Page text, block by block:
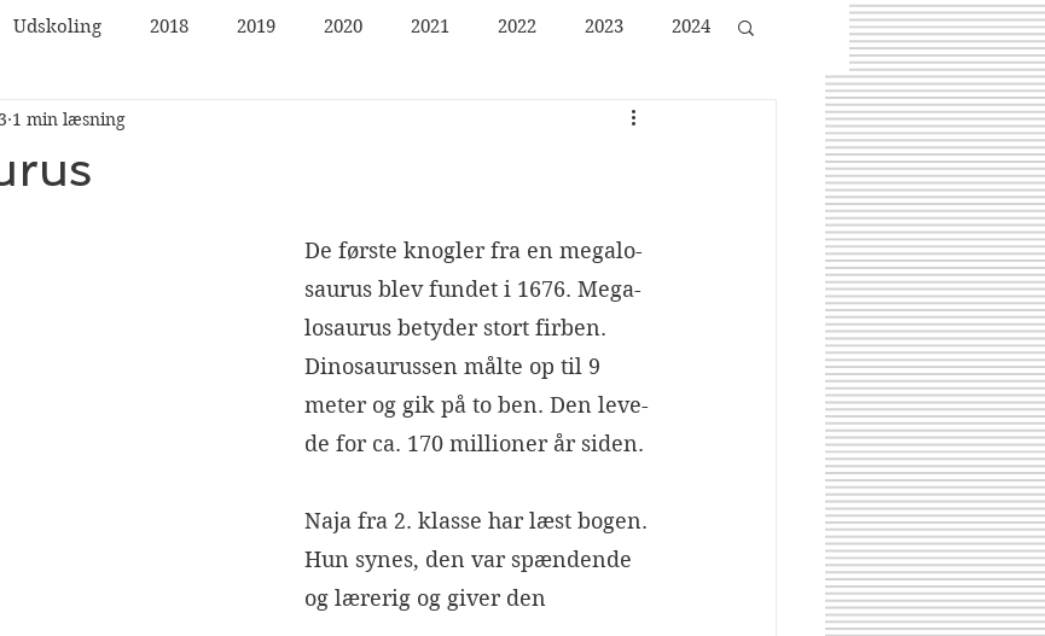
Udskoling 2018 2019 2020 2021 2022 2023 2024
1 min læsning
De første knogler fra en megalo-
saurus blev fundet i 1676. Mega-
losaurus betyder stort firben.
Dinosaurussen målte op til 9
meter og gik på to ben. Den leve-
de for ca. 170 millioner år siden.
Naja fra 2. klasse har læst bogen.
Hun synes, den var spændende
og lærerig og giver den